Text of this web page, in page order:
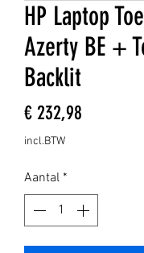
HP Laptop
Azerty BE +
Backlit
€ 232,98
incl.BTW
Aantal *